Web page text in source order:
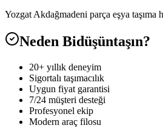
Yozgat Akdağmadeni parça eşya
Neden Bidüşüntaşın?
20+ yıllık deneyim
Sigortalı taşımacılık
Uygun fiyat garantisi
7/24 müşteri desteği
Profesyonel ekip
Modern araç filosu